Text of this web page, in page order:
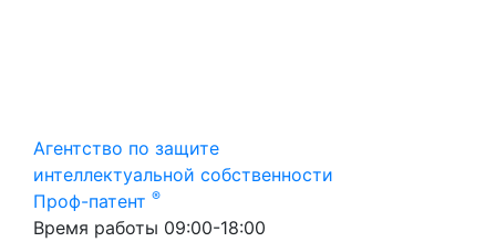
Агентство по защите
интеллектуальной собственности
Проф-патент ®
Время работы 09:00-18:00